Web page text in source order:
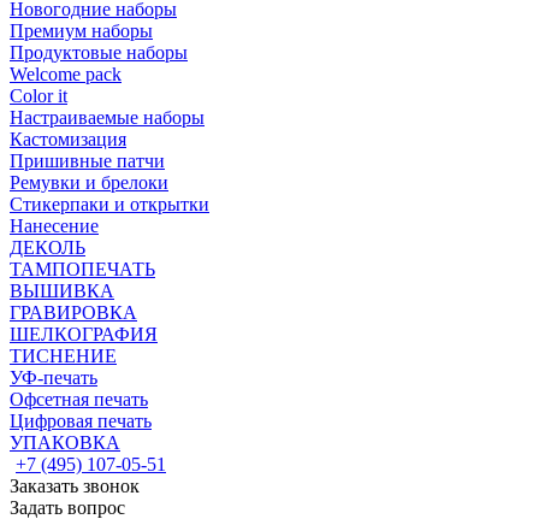
Новогодние наборы
Премиум наборы
Продуктовые наборы
Welcome pack
Color it
Настраиваемые наборы
Кастомизация
Пришивные патчи
Ремувки и брелоки
Стикерпаки и открытки
Нанесение
ДЕКОЛЬ
ТАМПОПЕЧАТЬ
ВЫШИВКА
ГРАВИРОВКА
ШЕЛКОГРАФИЯ
ТИСНЕНИЕ
УФ-печать
Офсетная печать
Цифровая печать
УПАКОВКА
+7 (495) 107-05-51
Заказать звонок
Задать вопрос